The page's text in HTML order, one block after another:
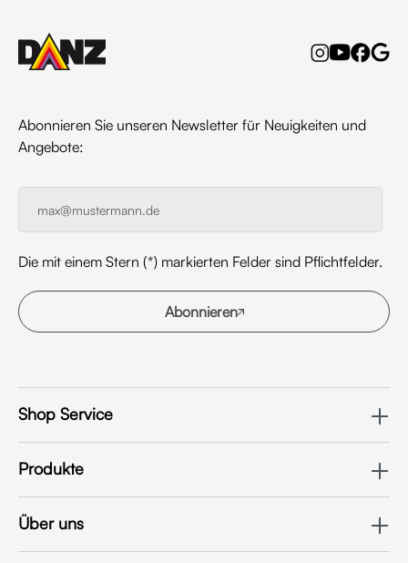
Shop Service
Produkte
Über uns
Abonnieren Sie unseren Newsletter für Neuigkeiten und
Angebote:
Die mit einem Stern (*) markierten Felder sind Pflichtfelder.
Abonnieren